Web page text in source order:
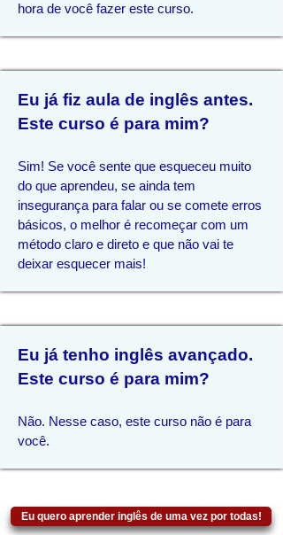
hora de você fazer este curso.
Eu já fiz aula de inglês antes.
Este curso é para mim?
Sim! Se você sente que esqueceu muito
do que aprendeu, se ainda tem
insegurança para falar ou se comete erros
básicos, o melhor é recomeçar com um
método claro e direto e que não vai te
deixar esquecer mais!
Eu já tenho inglês avançado.
Este curso é para mim?
Não. Nesse caso, este curso não é para
você.
Eu quero aprender inglês de uma vez por todas!